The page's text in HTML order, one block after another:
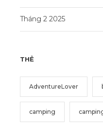
Tháng 2 2025
THẺ
AdventureLover
camping